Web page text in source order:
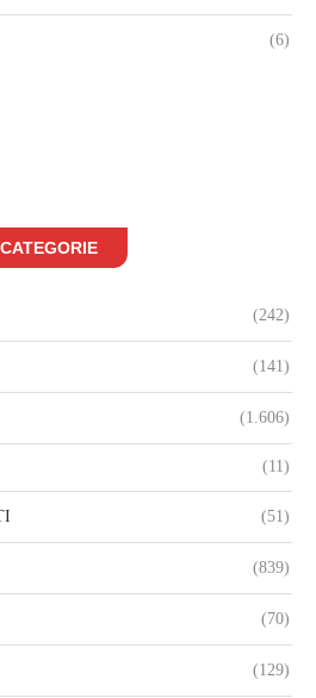
(6)
CATEGORIE
(242)
(141)
(1.606)
(11)
(51)
(839)
(70)
(129)